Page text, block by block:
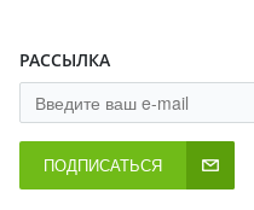
РАССЫЛКА
ПОДПИСАТЬСЯ